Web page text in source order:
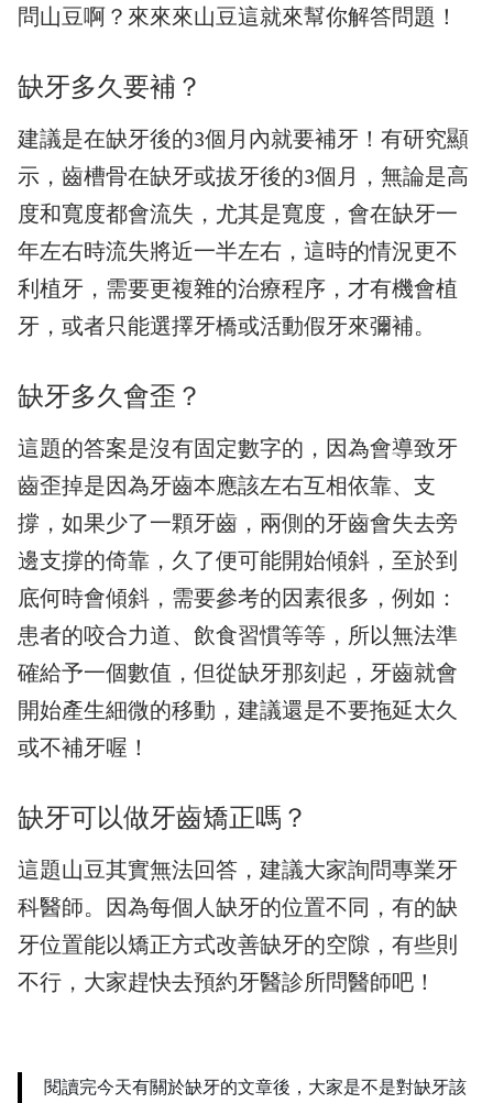
問山豆啊？來來來山豆這就來幫你解答問題！
缺牙多久要補？
建議是在缺牙後的3個月內就要補牙！有研究顯
示，齒槽骨在缺牙或拔牙後的3個月，無論是高
度和寬度都會流失，尤其是寬度，會在缺牙一
年左右時流失將近一半左右，這時的情況更不
利植牙，需要更複雜的治療程序，才有機會植
牙，或者只能選擇牙橋或活動假牙來彌補。
缺牙多久會歪？
這題的答案是沒有固定數字的，因為會導致牙
齒歪掉是因為牙齒本應該左右互相依靠、支
撐，如果少了一顆牙齒，兩側的牙齒會失去旁
邊支撐的倚靠，久了便可能開始傾斜，至於到
底何時會傾斜，需要參考的因素很多，例如：
患者的咬合力道、飲食習慣等等，所以無法準
確給予一個數值，但從缺牙那刻起，牙齒就會
開始產生細微的移動，建議還是不要拖延太久
或不補牙喔！
缺牙可以做牙齒矯正嗎？
這題山豆其實無法回答，建議大家詢問專業牙
科醫師。因為每個人缺牙的位置不同，有的缺
牙位置能以矯正方式改善缺牙的空隙，有些則
不行，大家趕快去預約牙醫診所問醫師吧！
閱讀完今天有關於缺牙的文章後，大家是不是對缺牙該